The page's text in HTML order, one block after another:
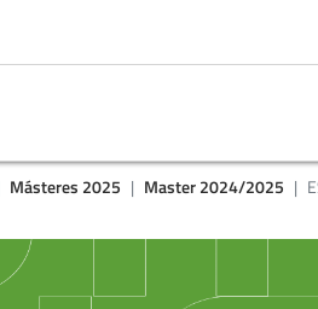
Másteres 2025 Master 2024/2025